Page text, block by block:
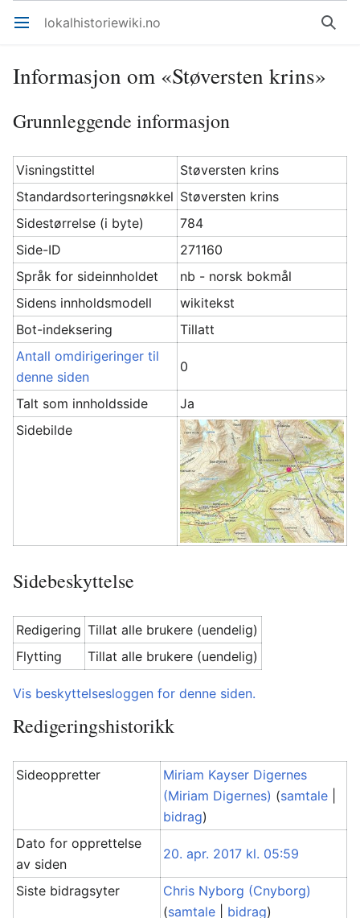
Åpne hovedmenyen lokalhistoriewiki.no Søk
Informasjon om «Støversten krins»
Grunnleggende informasjon
Visningstittel
Støversten krins
Standardsorteringsnøkkel Støversten krins
Sidestørrelse (i byte)
784
Side-ID
271160
Språk for sideinnholdet
nb - norsk bokmål
Sidens innholdsmodell
wikitekst
Bot-indeksering
Tillatt
Antall omdirigeringer til
denne siden
0
Talt som innholdsside
Ja
Sidebilde
Sidebeskyttelse
Redigering Tillat alle brukere (uendelig)
Flytting
Tillat alle brukere (uendelig)
Vis beskyttelsesloggen for denne siden.
Redigeringshistorikk
Sideoppretter
Miriam Kayser Digernes
(Miriam Digernes) (samtale
bidrag)
Dato for opprettelse
av siden
20. apr. 2017 kl. 05:59
Siste bidragsyter
Chris Nyborg (Cnyborg)
(samtale bidrag)